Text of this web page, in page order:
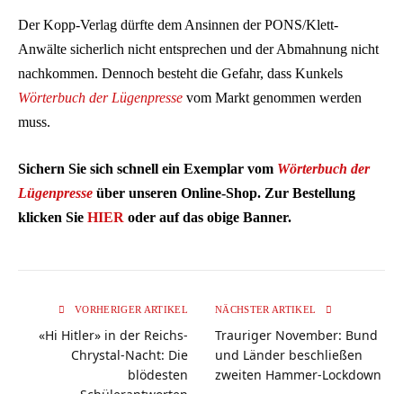
Der Kopp-Verlag dürfte dem Ansinnen der PONS/Klett-
Anwälte sicherlich nicht entsprechen und der Abmahnung nicht
nachkommen. Dennoch besteht die Gefahr, dass Kunkels
Wörterbuch der Lügenpresse vom Markt genommen werden
muss.
Sichern Sie sich schnell ein Exemplar vom Wörterbuch der
Lügenpresse über unseren Online-Shop. Zur Bestellung
klicken Sie HIER oder auf das obige Banner.
VORHERIGER ARTIKEL
«Hi Hitler» in der Reichs-
Chrystal-Nacht: Die
blödesten
NÄCHSTER ARTIKEL
Trauriger November: Bund
und Länder beschließen
zweiten Hammer-Lockdown